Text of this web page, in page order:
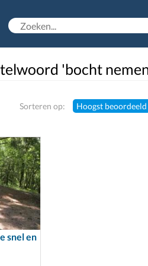
'bocht
Sorteren op: Hoogst beoordeeld
snel en